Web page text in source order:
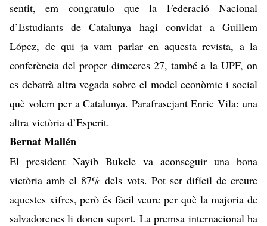
sentit, em congratulo que la Federació Nacional
d’Estudiants de Catalunya hagi convidat a Guillem
López, de qui ja vam parlar en aquesta revista, a la
conferència del proper dimecres 27, també a la UPF, on
es debatrà altra vegada sobre el model econòmic i social
què volem per a Catalunya. Parafrasejant Enric Vila: una
altra victòria d’Esperit.
Bernat Mallén
El president Nayib Bukele va aconseguir una bona
victòria amb el 87% dels vots. Pot ser difícil de creure
aquestes xifres, però és fàcil veure per què la majoria de
salvadorencs li donen suport. La premsa internacional ha